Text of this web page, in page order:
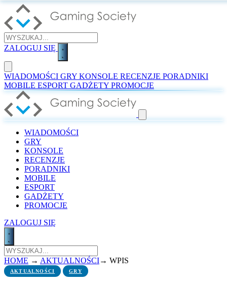
ZALOGUJ SIĘ
WIADOMOŚCI GRY KONSOLE RECENZJE PORADNIKI
MOBILE ESPORT GADŻETY PROMOCJE
WIADOMOŚCI
GRY
KONSOLE
RECENZJE
PORADNIKI
MOBILE
ESPORT
GADŻETY
PROMOCJE
ZALOGUJ SIĘ
HOME → AKTUALNOŚCI→ WPIS
AKTUALNOŚCI GRY